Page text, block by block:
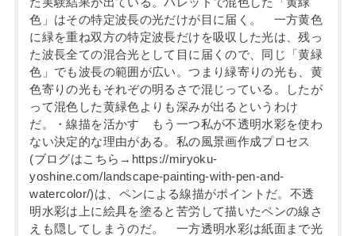
色」はその特定波長の光だけが目に届く。 一方黄色
に緑を重ね双方の特定波長だけを吸収した光は、残っ
た波長全ての混合光として目に届くので、同じ「黄緑
色」でも波長の範囲が広い。つまり緑寄りの光も、黄
色寄りの光もそれぞの明るさで混じっている。したが
って混色した黄緑色よりも深みが出るというわけ
だ。・線描を活かす もう一つ私が不透明水彩を使わ
ない決定的な理由がある。私の風景画作成プロセス
(ブログはこちら→https://miryoku-
yoshine.com/landscape-painting-with-pen-and-
watercolor/)は、ペンによる線描がポイントだ。不透
明水彩は上に絵具を塗ると苦労して描いたペンの線さ
えも隠してしまうのだ。 一方透明水彩は紙面まで光